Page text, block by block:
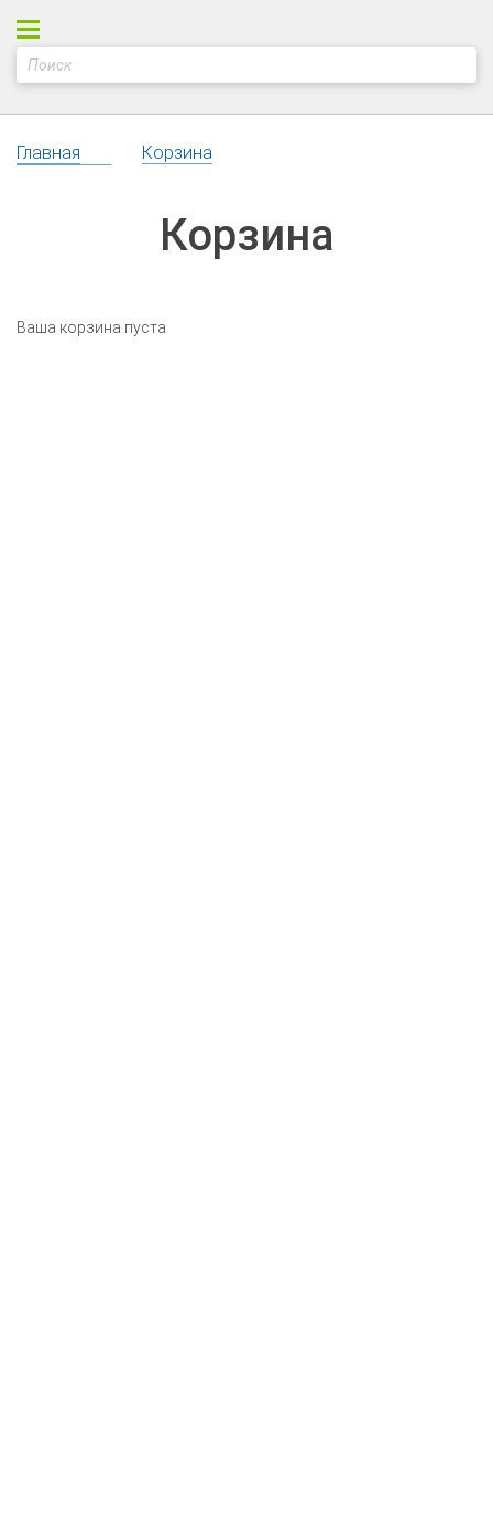
Главная Корзина
Корзина
Ваша корзина пуста